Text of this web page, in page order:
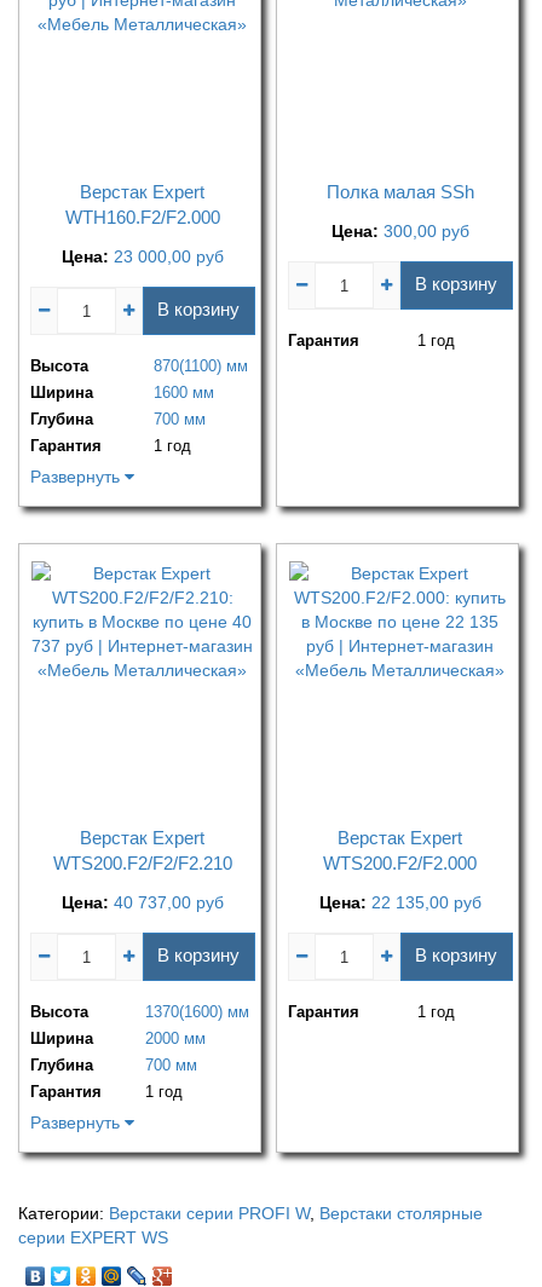
Верстак Expert
WTH160.F2/F2.000
Цена: 23 000,00 руб
В корзину
Высота
870(1100) мм
Ширина
1600 мм
Глубина
700 мм
Гарантия
1 год
Развернуть
Полка малая SSh
Цена: 300,00 руб
В корзину
Гарантия 1 год
Верстак Expert
WTS200.F2/F2/F2.210
Цена: 40 737,00 руб
В корзину
Высота
1370(1600) мм
Ширина
2000 мм
Глубина
700 мм
Гарантия
1 год
Развернуть
Верстак Expert
WTS200.F2/F2.000
Цена: 22 135,00 руб
В корзину
Гарантия 1 год
Категории: Верстаки серии PROFI W, Верстаки столярные
серии EXPERT WS